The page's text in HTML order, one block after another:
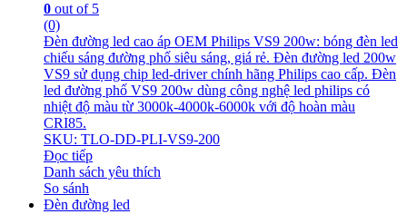
0 out of 5
(0)
Đèn đường led cao áp OEM Philips VS9 200w: bóng đèn led
chiếu sáng đường phố siêu sáng, giá rẻ. Đèn đường led 200w
VS9 sử dụng chip led-driver chính hãng Philips cao cấp. Đèn
led đường phố VS9 200w dùng công nghệ led philips có
nhiệt độ màu từ 3000k-4000k-6000k với độ hoàn màu
CRI85.
SKU: TLO-DD-PLI-VS9-200
Đọc tiếp
Danh sách yêu thích
So sánh
Đèn đường led